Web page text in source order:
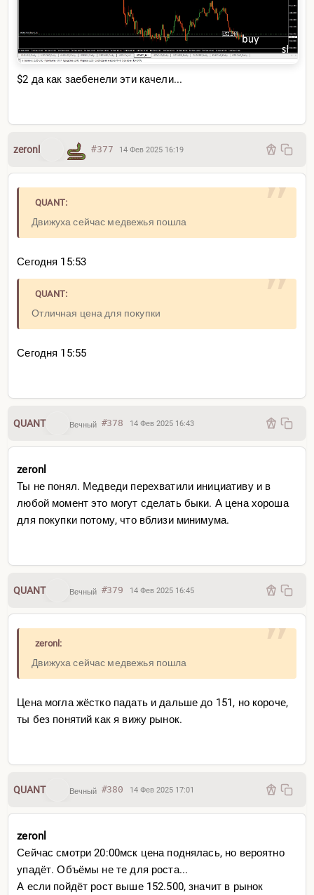
$2 да как заебенели эти качели...
zeronl #377 14 Фев 2025 16:19
QUANT:
Движуха сейчас медвежья пошла
Сегодня 15:53
QUANT:
Отличная цена для покупки
Сегодня 15:55
QUANT Вечный #378 14 Фев 2025 16:43
zeronl
Ты не понял. Медведи перехватили инициативу и в
любой момент это могут сделать быки. А цена хороша
для покупки потому, что вблизи минимума.
QUANT Вечный #379 14 Фев 2025 16:45
zeronl:
Движуха сейчас медвежья пошла
Цена могла жёстко падать и дальше до 151, но короче,
ты без понятий как я вижу рынок.
QUANT Вечный #380 14 Фев 2025 17:01
zeronl
Сейчас смотри 20:00мск цена поднялась, но вероятно
упадёт. Объёмы не те для роста...
А если пойдёт рост выше 152.500, значит в рынок